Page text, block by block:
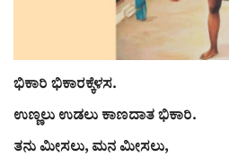
ಸುದ್ದಿ
e-paper (ಇ–ಪೇಪರ್‌)
ಭಿಕಾರಿ ಭಿಕಾರಕ್ಕೆಳಸ.
ಉಣ್ಣಲು ಉಡಲು ಕಾಣದಾತ ಭಿಕಾರಿ.
ತನು ಮೀಸಲು, ಮನ ಮೀಸಲು,